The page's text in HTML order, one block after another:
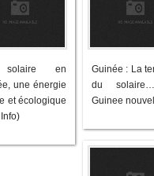
en
une énergie
et écologique
Guinée : La
du
Guinee